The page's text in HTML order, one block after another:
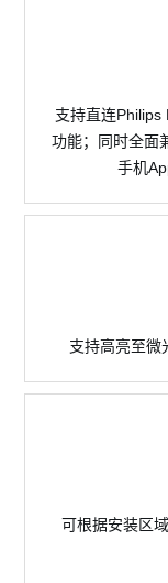
支持直连Philips
功能；同时全面
手机
支持高亮至微
可根据安装区